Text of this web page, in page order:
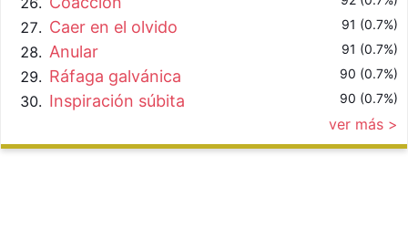
Caer en el olvido 91 (0.7%)
Anular 91 (0.7%)
Ráfaga galvánica 90 (0.7%)
Inspiración súbita 90 (0.7%)
ver más >